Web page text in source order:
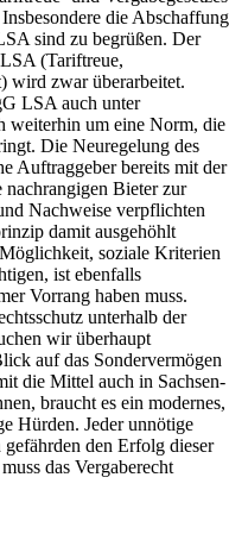
die Abschaffung
sind zu begrüßen. Der
(Tariftreue,
wird zwar überarbeitet.
LSA auch unter
weiterhin um eine Norm, die
Die Neuregelung des
Auftraggeber bereits mit der
Bieter zur
Nachweise verpflichten
damit ausgehöhlt
soziale Kriterien
ist ebenfalls
Vorrang haben muss.
unterhalb der
wir überhaupt
auf das Sondervermögen
die Mittel auch in Sachsen-
braucht es ein modernes,
Hürden. Jeder unnötige
den Erfolg dieser
das Vergaberecht